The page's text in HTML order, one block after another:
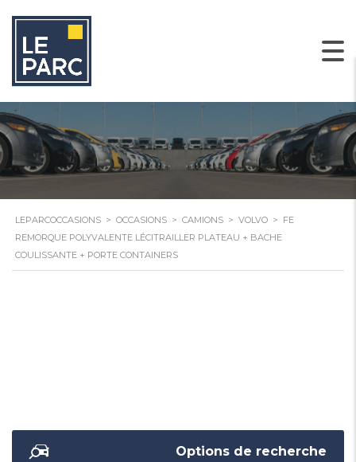
LEPARCOCCASIONS > OCCASIONS > CAMIONS > VOLVO > FE
REMORQUE POLYVALENTE LÉCITRAILLER PLATEAU + BACHE
COULISSANTE + PORTE CONTAINERS
Options de recherche